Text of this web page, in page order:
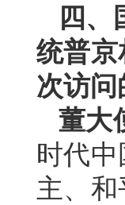
四
统普
次访问
董大
时代
主、